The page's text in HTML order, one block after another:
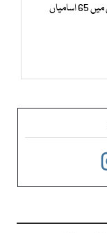
9 سرکاری اسپتالوں میں میڈیکولیگل شعبے قائم جن میں 65 اسامیاں